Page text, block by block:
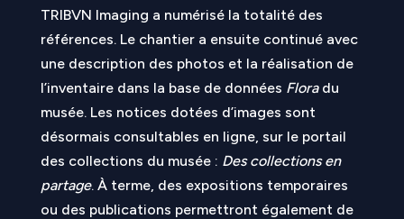
TRIBVN Imaging a numérisé la totalité des
références. Le chantier a ensuite continué avec
une description des photos et la réalisation de
l’inventaire dans la base de données Floradu
musée. Les notices dotées d’images sont
désormais consultables en ligne, sur le portail
des collections du musée : Des collections en
partage. À terme, des expositions temporaires
ou des publications permettront également de